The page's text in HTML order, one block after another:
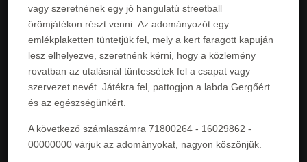
vagy szeretnének egy jó hangulatú streetball
örömjátékon részt venni.Az adományozót egy
emlékplaketten tüntetjük fel, mely a kert faragott kapuján
lesz elhelyezve,szeretnénk kérni, hogy a közlemény
rovatban az utalásnál tüntessétek fel a csapat vagy
szervezet nevét. Játékra fel, pattogjon a labda Gergőért
és az egészségünkért.
A következő számlaszámra 71800264 - 16029862 -
00000000 várjuk az adományokat, nagyon köszönjük.